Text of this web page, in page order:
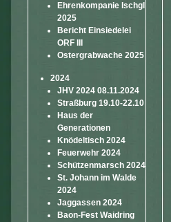
Ehrenkompanie Ischgl
2025
Bericht Einsiedelei
ORF III
Ostergrabwache 2025
2024
JHV 2024 08.11.2024
Straßburg 19.10-22.10
Haus der
Generationen
Knödeltisch 2024
Feuerwehr 2024
Schützenmarsch 2024
St. Johann im Walde
2024
Jaggassen 2024
Baon-Fest Waidring